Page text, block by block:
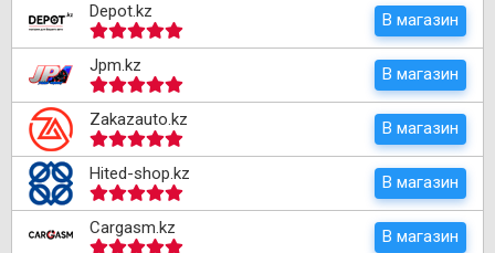
Depot.kz В магазин
Jpm.kz В магазин
Zakazauto.kz В магазин
Hited-shop.kz В магазин
Cargasm.kz В магазин